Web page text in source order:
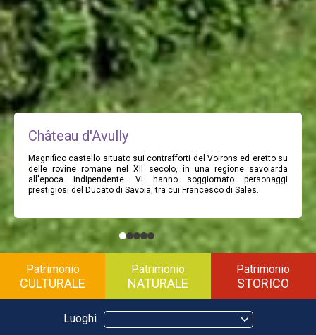
Château d'Avully
Magnifico castello situato sui contrafforti del Voirons ed eretto su
delle rovine romane nel XII secolo, in una regione savoiarda
all'epoca indipendente. Vi hanno soggiornato personaggi
prestigiosi del Ducato di Savoia, tra cui Francesco di Sales.
Patrimonio
CULTURALE
Patrimonio
NATURALE
Patrimonio
STORICO
Luoghi